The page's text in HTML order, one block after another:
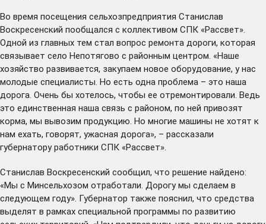
Во время посещения сельхозпредприятия Станислав
Воскресенский пообщался с коллективом СПК «Рассвет».
Одной из главных тем стал вопрос ремонта дороги, которая
связывает село Непотягово с районным центром. «Наше
хозяйство развивается, закупаем новое оборудование, у нас
молодые специалисты. Но есть одна проблема – это наша
дорога. Очень бы хотелось, чтобы ее отремонтировали. Ведь
это единственная наша связь с районом, по ней привозят
корма, мы вывозим продукцию. Но многие машины не хотят к
нам ехать, говорят, ужасная дорога», – рассказали
губернатору работники СПК «Рассвет».
Станислав Воскресенский сообщил, что решение найдено:
«Мы с Минсельхозом отработали. Дорогу мы сделаем в
следующем году». Губернатор также пояснил, что средства
выделят в рамках специальной программы по развитию